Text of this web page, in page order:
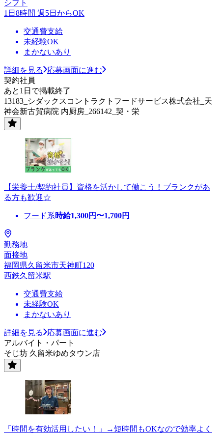
シフト
1日8時間 週5日からOK
交通費支給
未経験OK
まかないあり
詳細を見る
応募画面に進む
契約社員
あと1日で掲載終了
13183_シダックスコントラクトフードサービス株式会社_天
神会新古賀病院 内厨房_266142_契・栄
【栄養士/契約社員】資格を活かして働こう！ブランクがあ
る方も歓迎☆
フード系時給1,300円〜1,700円
勤務地
面接地
福岡県久留米市天神町120
西鉄久留米駅
交通費支給
未経験OK
まかないあり
詳細を見る
応募画面に進む
アルバイト・パート
そじ坊 久留米ゆめタウン店
「時間を有効活用したい！」→短時間もOKなので効率よく